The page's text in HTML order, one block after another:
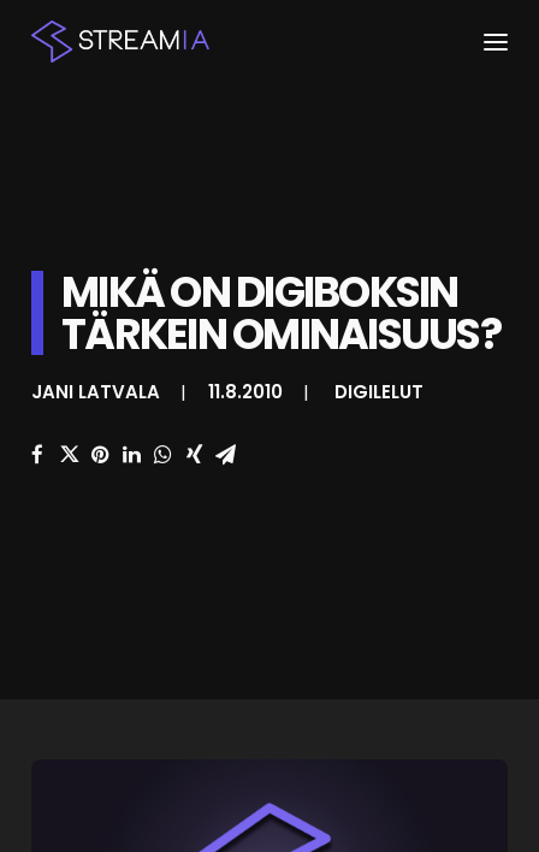
KESKUSTELU
SHOP
HAKU
MIKÄ ON DIGIBOKSIN
TÄRKEIN OMINAISUUS?
JANI LATVALA | 11.8.2010 | DIGILELUT